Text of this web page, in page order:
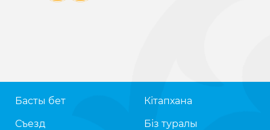
Басты бет
Съезд
Кітапхана
Біз туралы